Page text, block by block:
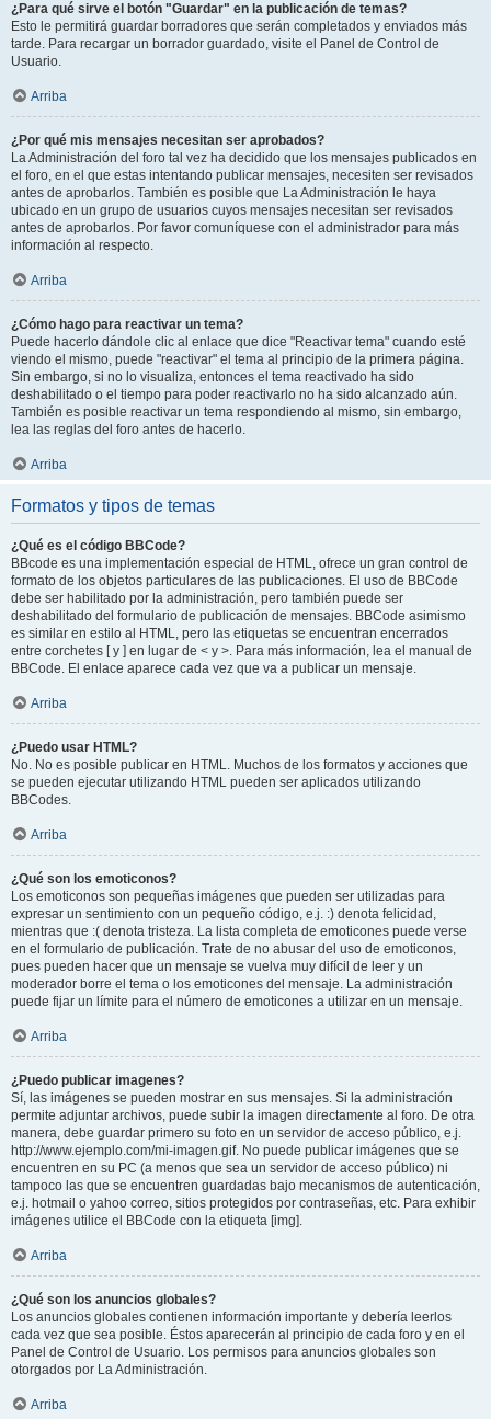
¿Para qué sirve el botón "Guardar" en la publicación de temas?
Esto le permitirá guardar borradores que serán completados y enviados más
tarde. Para recargar un borrador guardado, visite el Panel de Control de
Usuario.
Arriba
¿Por qué mis mensajes necesitan ser aprobados?
La Administración del foro tal vez ha decidido que los mensajes publicados en
el foro, en el que estas intentando publicar mensajes, necesiten ser revisados
antes de aprobarlos. También es posible que La Administración le haya
ubicado en un grupo de usuarios cuyos mensajes necesitan ser revisados
antes de aprobarlos. Por favor comuníquese con el administrador para más
información al respecto.
Arriba
¿Cómo hago para reactivar un tema?
Puede hacerlo dándole clic al enlace que dice "Reactivar tema" cuando esté
viendo el mismo, puede "reactivar" el tema al principio de la primera página.
Sin embargo, si no lo visualiza, entonces el tema reactivado ha sido
deshabilitado o el tiempo para poder reactivarlo no ha sido alcanzado aún.
También es posible reactivar un tema respondiendo al mismo, sin embargo,
lea las reglas del foro antes de hacerlo.
Arriba
Formatos y tipos de temas
¿Qué es el código BBCode?
BBcode es una implementación especial de HTML, ofrece un gran control de
formato de los objetos particulares de las publicaciones. El uso de BBCode
debe ser habilitado por la administración, pero también puede ser
deshabilitado del formulario de publicación de mensajes. BBCode asimismo
es similar en estilo al HTML, pero las etiquetas se encuentran encerrados
entre corchetes [ y ] en lugar de < y >. Para más información, lea el manual de
BBCode. El enlace aparece cada vez que va a publicar un mensaje.
Arriba
¿Puedo usar HTML?
No. No es posible publicar en HTML. Muchos de los formatos y acciones que
se pueden ejecutar utilizando HTML pueden ser aplicados utilizando
BBCodes.
Arriba
¿Qué son los emoticonos?
Los emoticonos son pequeñas imágenes que pueden ser utilizadas para
expresar un sentimiento con un pequeño código, e.j. :) denota felicidad,
mientras que :( denota tristeza. La lista completa de emoticones puede verse
en el formulario de publicación. Trate de no abusar del uso de emoticonos,
pues pueden hacer que un mensaje se vuelva muy difícil de leer y un
moderador borre el tema o los emoticones del mensaje. La administración
puede fijar un límite para el número de emoticones a utilizar en un mensaje.
Arriba
¿Puedo publicar imagenes?
Sí, las imágenes se pueden mostrar en sus mensajes. Si la administración
permite adjuntar archivos, puede subir la imagen directamente al foro. De otra
manera, debe guardar primero su foto en un servidor de acceso público, e.j.
http://www.ejemplo.com/mi-imagen.gif. No puede publicar imágenes que se
encuentren en su PC (a menos que sea un servidor de acceso público) ni
tampoco las que se encuentren guardadas bajo mecanismos de autenticación,
e.j. hotmail o yahoo correo, sitios protegidos por contraseñas, etc. Para exhibir
imágenes utilice el BBCode con la etiqueta [img].
Arriba
¿Qué son los anuncios globales?
Los anuncios globales contienen información importante y debería leerlos
cada vez que sea posible. Éstos aparecerán al principio de cada foro y en el
Panel de Control de Usuario. Los permisos para anuncios globales son
otorgados por La Administración.
Arriba